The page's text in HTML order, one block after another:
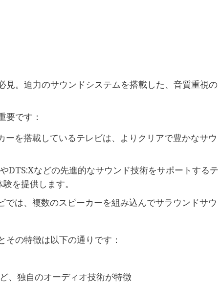
見。迫力のサウンドシステムを搭載した、音質重視の
要です：
ーを搭載しているテレビは、よりクリアで豊かなサウ
DTS:Xなどの先進的なサウンド技術をサポートするテ
を提供します。
では、複数のスピーカーを組み込んでサラウンドサウ
の特徴は以下の通りです：
独自のオーディオ技術が特徴